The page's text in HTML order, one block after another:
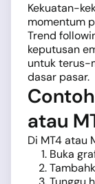
Kekuatan-
momentum
Trend
keputusan
untuk terus-
dasar pasar.
atau
Di MT4 atau
Buka